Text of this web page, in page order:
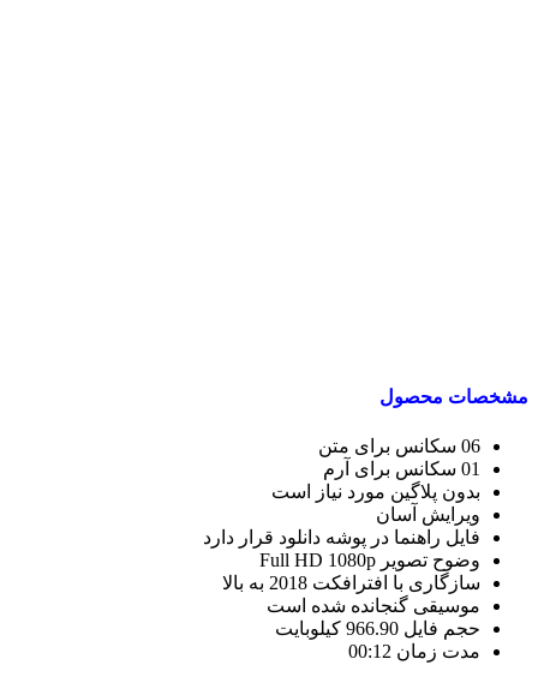
مشخصات محصول
06 سکانس برای متن
01 سکانس برای آرم
بدون پلاگین مورد نیاز است
ویرایش آسان
فایل راهنما در پوشه دانلود قرار دارد
وضوح تصویر Full HD 1080p
سازگاری با افترافکت 2018 به بالا
موسیقی گنجانده شده است
حجم فایل 966.90 کیلوبایت
مدت زمان 00:12